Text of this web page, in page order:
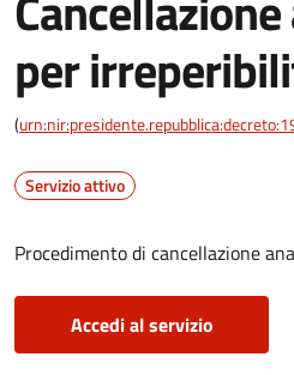
per
(
Servizio attivo
Procedimento di cancellazione
Accedi al servizio